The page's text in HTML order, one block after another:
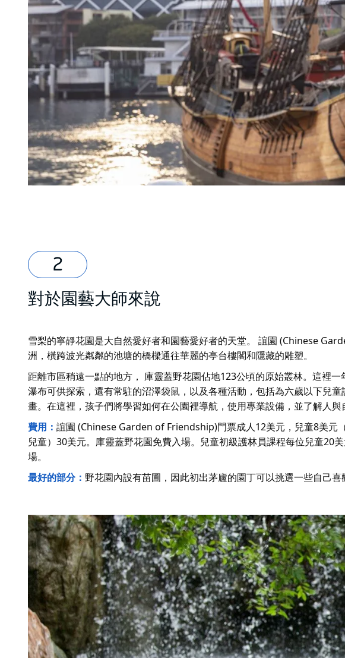
對於園藝大師來說
雪梨的寧靜花園是大自然愛好者和園藝愛好者的天堂。 誼園 (Chinese
洲，橫跨波光粼粼的池塘的橋樑通往華麗的亭台樓閣和隱藏的雕塑。
距離市區稍遠一點的地方， 庫靈蓋野花園佔地123公頃的原始叢林。這裡
瀑布可供探索，還有常駐的沼澤袋鼠，以及各種活動，包括為六歲以下兒
畫。在這裡，孩子們將學習如何在公園裡導航，使用專業設備，並了解人與
費用： 誼園 (Chinese Garden of Friendship)門票成人12美元，兒童8美元
兒童）30美元。庫靈蓋野花園免費入場。兒童初級護林員課程每位兒童20
場。
最好的部分： 野花園內設有苗圃，因此初出茅廬的園丁可以挑選一些自己喜